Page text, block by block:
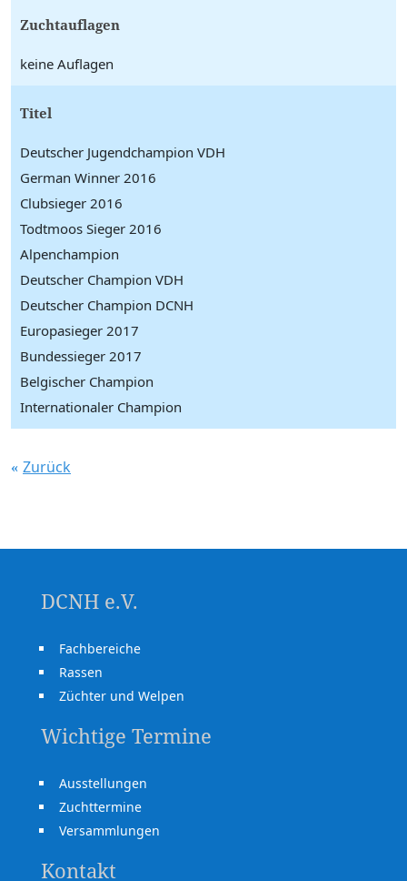
Zuchtauflagen
keine Auflagen
Titel
Deutscher Jugendchampion VDH
German Winner 2016
Clubsieger 2016
Todtmoos Sieger 2016
Alpenchampion
Deutscher Champion VDH
Deutscher Champion DCNH
Europasieger 2017
Bundessieger 2017
Belgischer Champion
Internationaler Champion
Zurück
DCNH e.V.
Fachbereiche
Rassen
Züchter und Welpen
Wichtige Termine
Ausstellungen
Zuchttermine
Versammlungen
Kontakt